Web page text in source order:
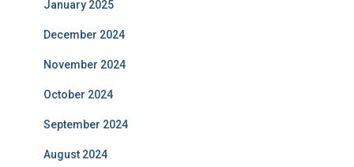
January 2025
December 2024
November 2024
October 2024
September 2024
August 2024